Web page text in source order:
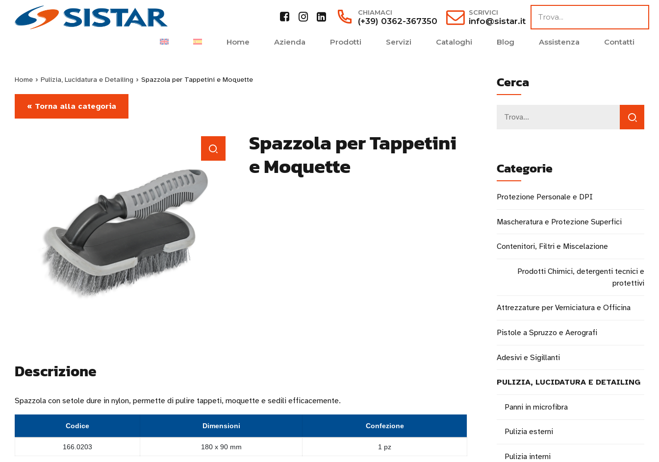
CHIAMACI
(+39) 0362-367350
SCRIVICI
info@sistar.it
Home Azienda Prodotti Servizi Cataloghi Blog Assistenza Contatti
Home › Pulizia, Lucidatura e Detailing › Spazzola per Tappetini e Moquette
« Torna alla categoria
Spazzola per Tappetini
e Moquette
Descrizione
Spazzola con setole dure in nylon, permette di pulire tappeti, moquette e sedili efficacemente.
Codice Dimensioni Confezione
166.0203 180 x 90 mm 1 pz
Cerca
Categorie
Protezione Personale e DPI
Mascheratura e Protezione Superfici
Contenitori, Filtri e Miscelazione
Prodotti Chimici, detergenti tecnici e
protettivi
Attrezzature per Verniciatura e Officina
Pistole a Spruzzo e Aerografi
Adesivi e Sigillanti
PULIZIA, LUCIDATURA E DETAILING
Panni in microfibra
Pulizia esterni
Pulizia interni